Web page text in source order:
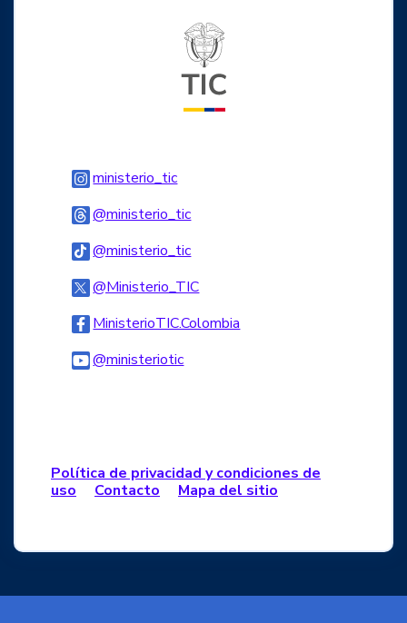
ministerio_ticLogo Instagram
@ministerio_ticLogo Threads
@ministerio_ticLogo Tiktok
@Ministerio_TICLogo Twitter
MinisterioTIC.Colombia
@ministerioticLogo Youtube
Política de privacidad y condiciones de
uso
Contacto Mapa del sitio